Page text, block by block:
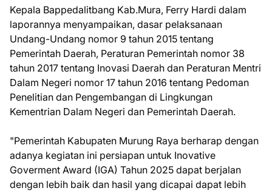
Kepala Bappedalitbang Kab.Mura, Ferry Hardi dalam
laporannya menyampaikan, dasar pelaksanaan
Undang-Undang nomor 9 tahun 2015 tentang
Pemerintah Daerah, Peraturan Pemerintah nomor 38
tahun 2017 tentang Inovasi Daerah dan Peraturan Mentri
Dalam Negeri nomor 17 tahun 2016 tentang Pedoman
Penelitian dan Pengembangan di Lingkungan
Kementrian Dalam Negeri dan Pemerintah Daerah.
"Pemerintah Kabupaten Murung Raya berharap dengan
adanya kegiatan ini persiapan untuk Inovative
Goverment Award (IGA) Tahun 2025 dapat berjalan
dengan lebih baik dan hasil yang dicapai dapat lebih